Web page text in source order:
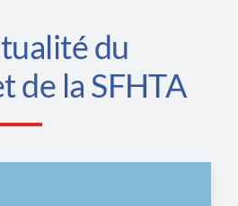
du
de la SFHTA